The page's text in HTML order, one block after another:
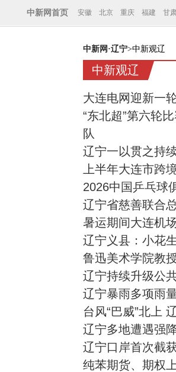
中新网首页 安徽 北京 重庆 福建 甘
中新网·辽宁>中新观辽
中新观辽
大连电网迎新一
“东北超”第六轮
队
辽宁一以贯之持
上半年大连市跨
2026中国乒乓球
辽宁省慈善联合
暑运期间大连机
辽宁义县：小花
鲁迅美术学院教
辽宁持续升级公
辽宁暴雨多项雨
台风“巴威”北上
辽宁多地遭遇强
辽宁口岸首次截
纯苯期货、期权